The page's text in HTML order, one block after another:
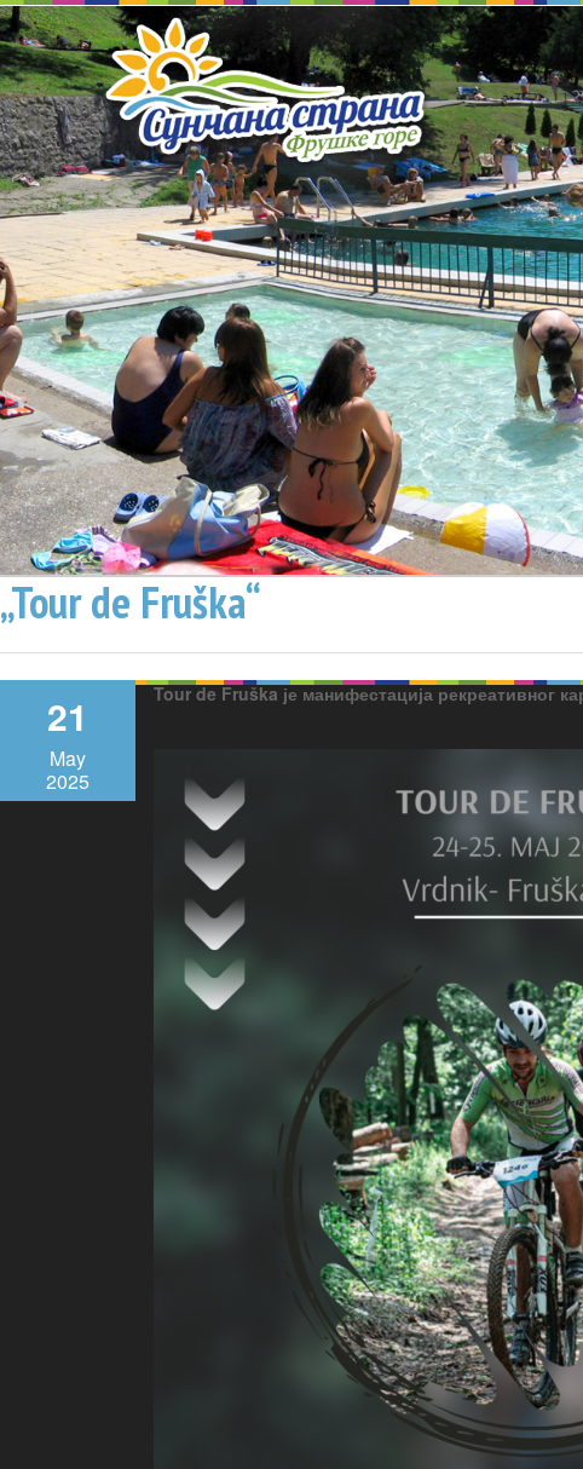
„Tour de Fruška“
21
May
2025
Tour de Fruška је манифестација